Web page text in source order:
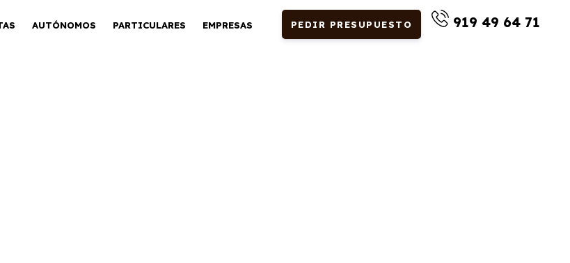
AUTÓNOMOS PARTICULARES EMPRESAS PEDIR PRESUPUESTO 919 49 64 71